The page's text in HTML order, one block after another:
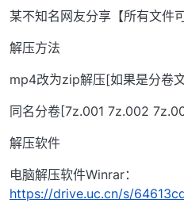
某不知名网友分享【所有文件可
解压方法
mp4改为zip解压[如果是分卷
同名分卷[7z.001 7z.002
解压软件
电脑解压软件Winrar：
https://drive.uc.cn/s/